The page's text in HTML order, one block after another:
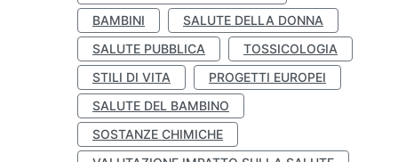
BAMBINI
SALUTE DELLA DONNA
SALUTE PUBBLICA
TOSSICOLOGIA
STILI DI VITA
PROGETTI EUROPEI
SALUTE DEL BAMBINO
SOSTANZE CHIMICHE